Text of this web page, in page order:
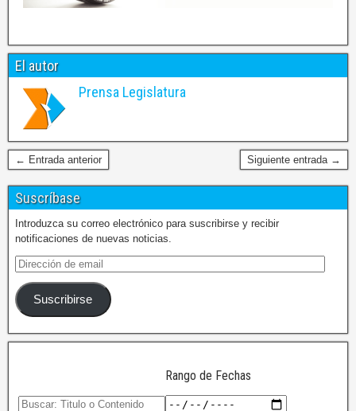
El autor
Prensa Legislatura
← Entrada anterior Siguiente entrada →
Suscríbase
Introduzca su correo electrónico para suscribirse y recibir
notificaciones de nuevas noticias.
Suscribirse
Rango de Fechas